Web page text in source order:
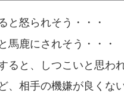
と怒られそう・・・
馬鹿にされそう・・・
ると、しつこいと思わ
、相手の機嫌が良くな